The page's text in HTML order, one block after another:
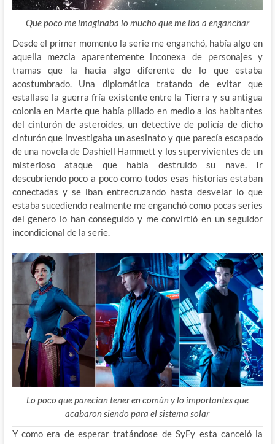
Que poco me imaginaba lo mucho que me iba a enganchar
Desde el primer momento la serie me enganchó, había algo en
aquella mezcla aparentemente inconexa de personajes y
tramas que la hacia algo diferente de lo que estaba
acostumbrado. Una diplomática tratando de evitar que
estallase la guerra fría existente entre la Tierra y su antigua
colonia en Marte que había pillado en medio a los habitantes
del cinturón de asteroides, un detective de policía de dicho
cinturón que investigaba un asesinato y que parecía escapado
de una novela de Dashiell Hammett y los supervivientes de un
misterioso ataque que había destruido su nave. Ir
descubriendo poco a poco como todos esas historias estaban
conectadas y se iban entrecruzando hasta desvelar lo que
estaba sucediendo realmente me enganchó como pocas series
del genero lo han conseguido y me convirtió en un seguidor
incondicional de la serie.
Lo poco que parecían tener en común y lo importantes que
acabaron siendo para el sistema solar
Y como era de esperar tratándose de SyFy esta canceló la